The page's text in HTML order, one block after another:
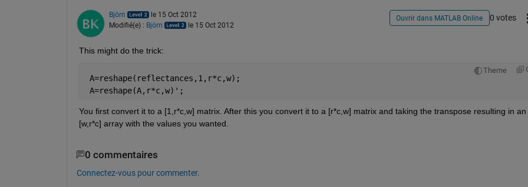
Björn
le 15 Oct 2012
Modifié(e) : Björn le 15 Oct 2012
Ouvrir dans MATLAB Online 0 votes
This might do the trick:
Theme
A=reshape(reflectances,1,r*c,w);
A=reshape(A,r*c,w)';
You first convert it to a [1,r*c,w] matrix. After this you convert it to a [r*c,w] matrix and taking the transpose resulting in an
[w,r*c] array with the values you wanted.
0 commentaires
Connectez-vous pour commenter.